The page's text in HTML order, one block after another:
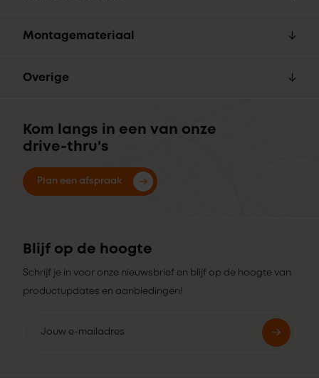
Montagemateriaal
Overige
Kom langs in een van onze
drive-thru's
Plan een afspraak
Blijf op de hoogte
Schrijf je in voor onze nieuwsbrief en blijf op de hoogte van
productupdates en aanbiedingen!